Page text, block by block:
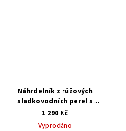
Náhrdelník z růžových
sladkovodních perel s
tygřím okem
1 290 Kč
Vyprodáno